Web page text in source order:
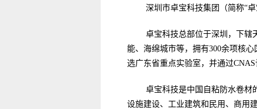
深圳市卓宝科技集团（简称“
卓宝科技总部位于深圳，下辖
能、海绵城市等，拥有300余项核
选广东省重点实验室，并通过CNAS
卓宝科技是中国自粘防水卷材
设施建设、工业建筑和民用、商用